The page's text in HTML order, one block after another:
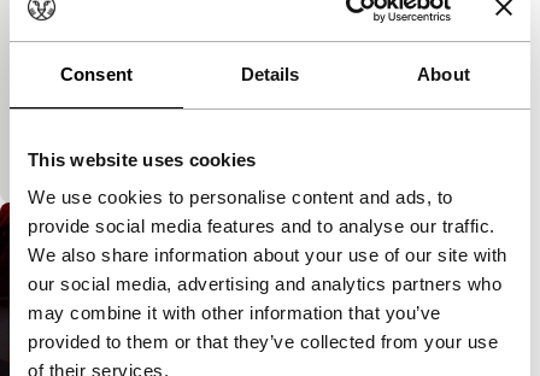
Consent Details About
This website uses cookies
We use cookies to personalise content and ads, to
provide social media features and to analyse our traffic.
We also share information about your use of our site with
our social media, advertising and analytics partners who
may combine it with other information that you’ve
provided to them or that they’ve collected from your use
of their services.
You Could Sunbathe in This Storm
Bright Future Bright Future Short
vragen. Een van de meest kleurrijke f